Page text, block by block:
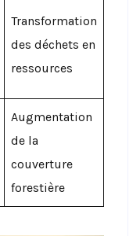
Transformation
des déchets en
ressources
Augmentation
de la
couverture
forestière